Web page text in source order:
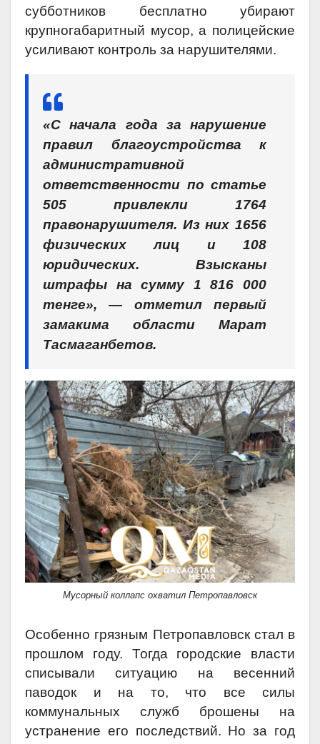
субботников бесплатно убирают
крупногабаритный мусор, а полицейские
усиливают контроль за нарушителями.
«С начала года за нарушение
правил благоустройства к
административной
ответственности по статье
505 привлекли 1764
правонарушителя. Из них 1656
физических лиц и 108
юридических. Взысканы
штрафы на сумму 1 816 000
тенге», — отметил первый
замакима области Марат
Тасмаганбетов.
Мусорный коллапс охватил Петропавловск
Особенно грязным Петропавловск стал в
прошлом году. Тогда городские власти
списывали ситуацию на весенний
паводок и на то, что все силы
коммунальных служб брошены на
устранение его последствий. Но за год